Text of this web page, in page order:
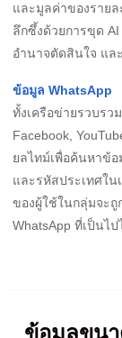
และมูลค่าของรายล
ลึกซึ้งด้วยการขุด
อำนาจตัดสินใจ แล
ข้อมูล WhatsApp
ทั้งเครือข่ายรวบร
Facebook,
ยลไทม์เพื่อค้นหาข้
และรหัสประเทศใน
ของผู้ใช้ในกลุ่มจะถู
WhatsApp ที่เป็นไ